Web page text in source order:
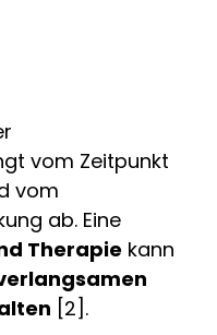
vom Zeitpunkt
vom
ab. Eine
Therapie kann
[2].